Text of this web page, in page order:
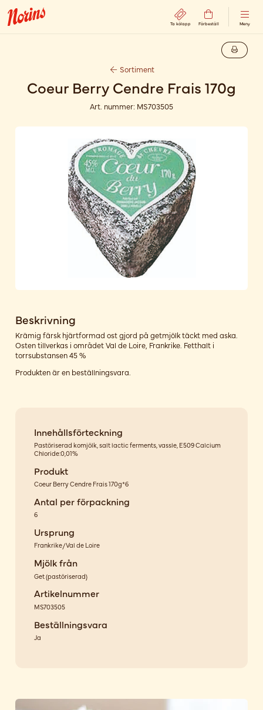
Ta kölapp Förbeställ Meny
Sortiment
Coeur Berry Cendre Frais 170g
Art. nummer: MS703505
Beskrivning
Krämig färsk hjärtformad ost gjord på getmjölk täckt med aska.
Osten tillverkas i området Val de Loire, Frankrike. Fetthalt i
torrsubstansen 45 %
Produkten är en beställningsvara.
Innehållsförteckning
Pastöriserad komjölk, salt lactic ferments, vassle, E509 Calcium
Chloride:0,01%
Produkt
Coeur Berry Cendre Frais 170g*6
Antal per förpackning
6
Ursprung
Frankrike/Val de Loire
Mjölk från
Get(pastöriserad)
Artikelnummer
MS703505
Beställningsvara
Ja